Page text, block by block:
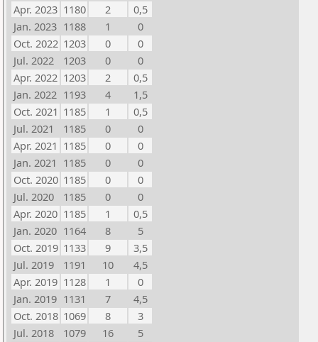
Apr. 2023 1180 2
0,5
Jan. 2023 1188 1
0
Oct. 2022 1203 0
0
Jul. 2022
1203 0
0
Apr. 2022 1203 2
0,5
Jan. 2022 1193 4
1,5
Oct. 2021 1185 1
0,5
Jul. 2021
1185 0
0
Apr. 2021 1185 0
0
Jan. 2021 1185 0
0
Oct. 2020 1185 0
0
Jul. 2020
1185 0
0
Apr. 2020 1185 1
0,5
Jan. 2020 1164 8
5
Oct. 2019 1133 9
3,5
Jul. 2019
1191 10
4,5
Apr. 2019 1128 1
0
Jan. 2019 1131 7
4,5
Oct. 2018 1069 8
3
Jul. 2018
1079 16
5